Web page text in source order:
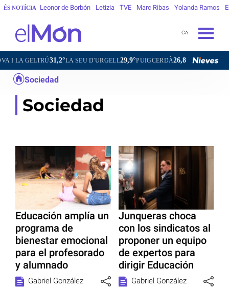
ÉS NOTÍCIA Leonor de Borbón Letizia TVE Marc Ribas Yolanda Ramos
CA
GELTRÚ31,2°LA SEU D'URGELL29,9°PUIGCERDÀ26,8°FIGUERES34,4°
Sociedad
Sociedad
Educación amplía un
programa de
bienestar emocional
para el profesorado
y alumnado
Gabriel González
Junqueras choca
con los sindicatos al
proponer un equipo
de expertos para
dirigir Educación
Gabriel González